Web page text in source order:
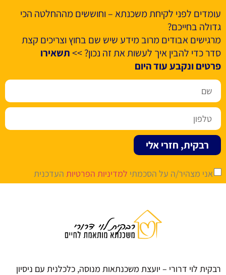
עומדים לפני לקיחת משכנתא – וחוששים מההחלטה הכי
גדולה בחייכם?
מרגישים אבודים מרוב מידע שיש שם בחוץ וצריכים קצת
סדר כדי להבין איך לעשות את זה נכון? >>תשאירו
פרטים ונקבע עוד היום
אני מצהיר/ה על הסכמתי למדיניות הפרטיות העדכנית
רבקית, חזרי אלי
רבקית לוי דרורי – יועצת משכנתאות מנוסה, כלכלנית עם ניסיון